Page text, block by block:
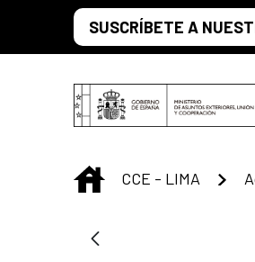
Saltar al contenido principal
SUSCRÍBETE A
INICIO
CCE - LIMA